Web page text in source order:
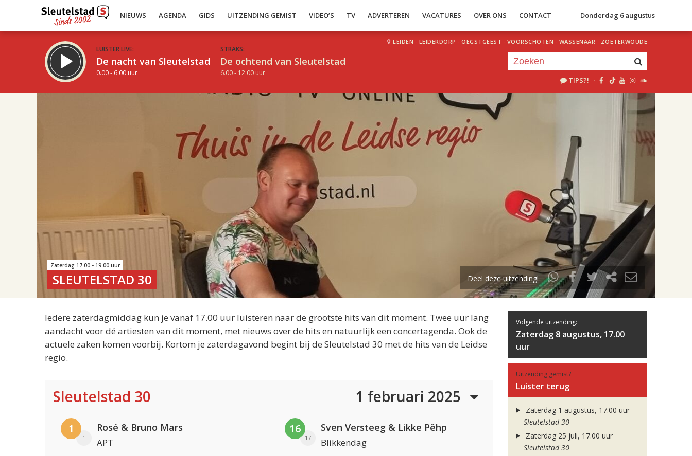
NIEUWS AGENDA GIDS UITZENDING GEMIST VIDEO’S TV ADVERTEREN VACATURES OVER ONS CONTACT Donderdag 6 augustus
LUISTER LIVE:
De nacht van Sleutelstad
0.00 - 6.00 uur
STRAKS:
De ochtend van Sleutelstad
6.00 - 12.00 uur
LEIDEN · LEIDERDORP · OEGSTGEEST · VOORSCHOTEN · WASSENAAR · ZOETERWOUDE
TIPS?! ·
uur 1 van 2
Volgend uur
Zaterdag 17.00 - 19.00 uur
SLEUTELSTAD 30 Deel deze uitzending!
Iedere zaterdagmiddag kun je vanaf 17.00 uur luisteren naar de grootste hits van dit moment. Twee uur lang
aandacht voor dé artiesten van dit moment, met nieuws over de hits en natuurlijk een concertagenda. Ook de
actuele zaken komen voorbij. Kortom je zaterdagavond begint bij de Sleutelstad 30 met de hits van de Leidse
regio.
Sleutelstad 30 1 februari 2025
1
1
Rosé & Bruno Mars
APT
16
17
Sven Versteeg & Likke Pêhp
Blikkendag
Volgende uitzending:
Zaterdag 8 augustus, 17.00
uur
Uitzending gemist?
Luister terug
Zaterdag 1 augustus, 17.00 uur
Sleutelstad 30
Zaterdag 25 juli, 17.00 uur
Sleutelstad 30